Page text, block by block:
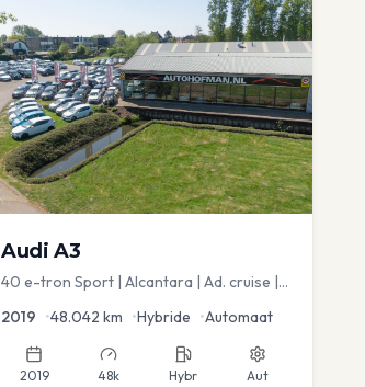
Audi A3
40 e-tron Sport | Alcantara | Ad. cruise |
2019 •48.042 km •Hybride •Automaat
2019 48k Hybr Aut